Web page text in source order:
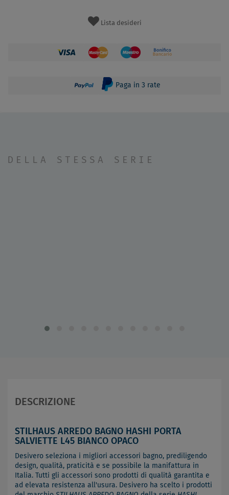
Lista desideri
Paga in 3 rate
DELLA STESSA SERIE
DESCRIZIONE
STILHAUS ARREDO BAGNO HASHI PORTA
SALVIETTE L45 BIANCO OPACO
Desivero seleziona i migliori accessori bagno, prediligendo
design, qualità, praticità e se possibile la manifattura in
Italia. Tutti gli accessori sono prodotti di qualità garantita e
ad elevata resistenza all'usura. Desivero ha scelto i prodotti